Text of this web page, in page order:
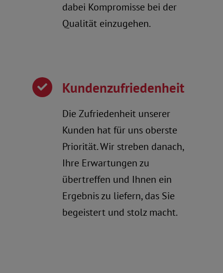
dabei Kompromisse bei der
Qualität einzugehen.
Kundenzufriedenheit
Die Zufriedenheit unserer
Kunden hat für uns oberste
Priorität. Wir streben danach,
Ihre Erwartungen zu
übertreffen und Ihnen ein
Ergebnis zu liefern, das Sie
begeistert und stolz macht.